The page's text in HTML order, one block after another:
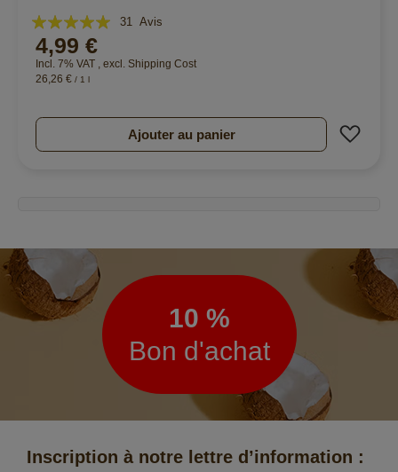
Évaluation:
99%
31 Avis
4,99 €
Incl. 7% VAT , excl. Shipping Cost
26,26 € / 1 l
Ajouter au panier
Lettre
d’information
10 %
Bon d'achat
Inscription à notre lettre d’information :